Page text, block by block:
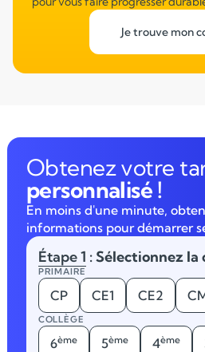
Je trouve mon
Obtenez votre
personnalisé !
En moins d'une minute,
informations pour démarrer
Étape 1 : Sélectionnez la
PRIMAIRE
CP CE1 CE2
COLLÈGE
6ème 5ème 4ème